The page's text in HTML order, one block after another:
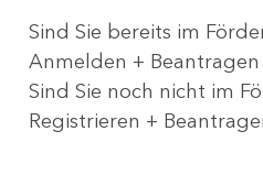
Sind Sie bereits im
Anmelden + Beantragen
Sind Sie noch nicht im
Registrieren +